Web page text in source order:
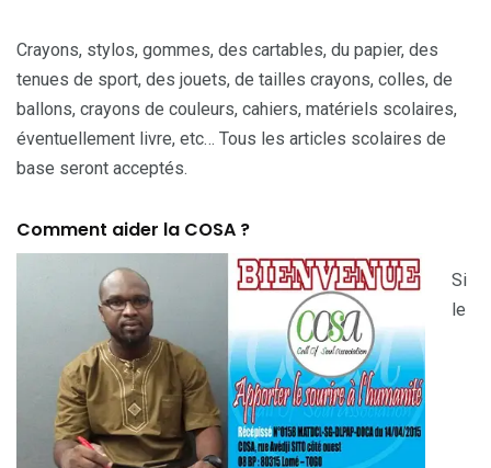
Crayons, stylos, gommes, des cartables, du papier, des
tenues de sport, des jouets, de tailles crayons, colles, de
ballons, crayons de couleurs, cahiers, matériels scolaires,
éventuellement livre, etc… Tous les articles scolaires de
base seront acceptés.
Comment aider la COSA ?
Si
le